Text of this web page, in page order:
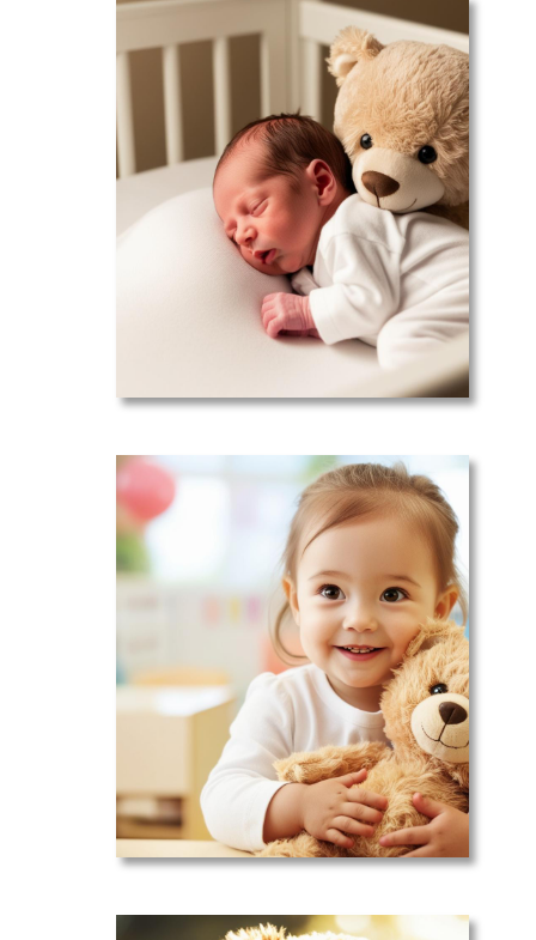
Nouveaux
parents :
Vous n’êtes
pas seuls!
Soutien :
votre tout
petit